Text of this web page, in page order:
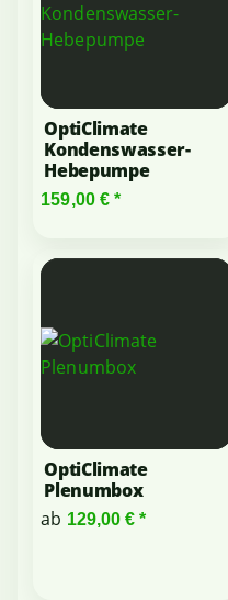
OptiClimate
Kondenswasser-
Hebepumpe
159,00 € *
OptiClimate
Plenumbox
ab 129,00 €*